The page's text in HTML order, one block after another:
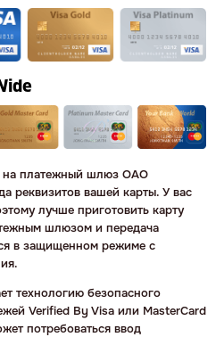
на платежный шлюз ОАО
реквизитов вашей карты. У вас
лучше приготовить карту
шлюзом и передача
в защищенном режиме с
технологию безопасного
Verified By Visa или MasterCard
потребоваться ввод